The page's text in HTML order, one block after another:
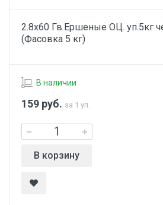
2.8х60 Гв.Ершеные ОЦ. уп.5кг
(Фасовка 5 кг)
В наличии
159 руб. за 1 уп.
В корзину